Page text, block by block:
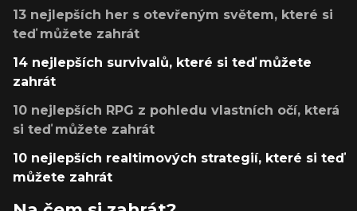
13 nejlepších her s otevřeným světem, které si
teď můžete zahrát
14 nejlepších survivalů, které si teď můžete
zahrát
10 nejlepších RPG z pohledu vlastních očí, která
si teď můžete zahrát
10 nejlepších realtimových strategií, které si teď
můžete zahrát